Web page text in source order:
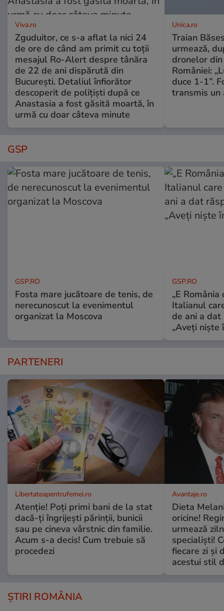
Viva.ro
Zguduitor, ce s-a aflat la nici 24
de ore de când am primit cu toții
mesajul Ro-Alert despre tânăra
de 22 de ani dispărută din
București. Detaliul înfiorător
descoperit de polițiști după ce
Anastasia a fost găsită moartă, în
urmă cu doar câteva minute
Unica.ro
Traian
urmează,
dronelor
României:
duce 1-1”.
transmis un
GSP
GSP.RO
Fosta mare jucătoare de tenis, de
nerecunoscut la evenimentul
organizat la Moscova
GSP.RO
„E
Italianul
de ani a
„Aveți niște
PARTENERI
Libertateapentrufemei.ro
Atenție! Poți primi bani de la stat
dacă-ți îngrijești părinții, bunicii
sau pe cineva vârstnic din familie.
Acum s-a decis! Cum trebuie să
procedezi
Avantaje.ro
Dieta
oricine!
urmează
specialiști!
fiecare zi și
acestui stil
ȘTIRI ROMÂNIA